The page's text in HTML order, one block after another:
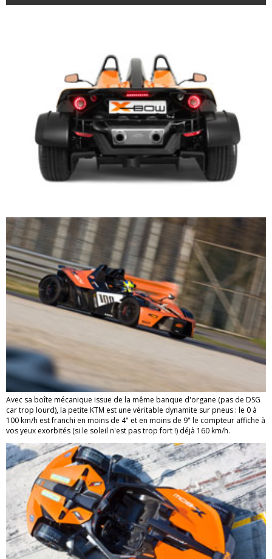
Avec sa boîte mécanique issue de la même banque d'organe (pas de DSG
car trop lourd), la petite KTM est une véritable dynamite sur pneus : le 0 à
100 km/h est franchi en moins de 4" et en moins de 9" le compteur affiche à
vos yeux exorbités (si le soleil n'est pas trop fort !) déjà 160 km/h.